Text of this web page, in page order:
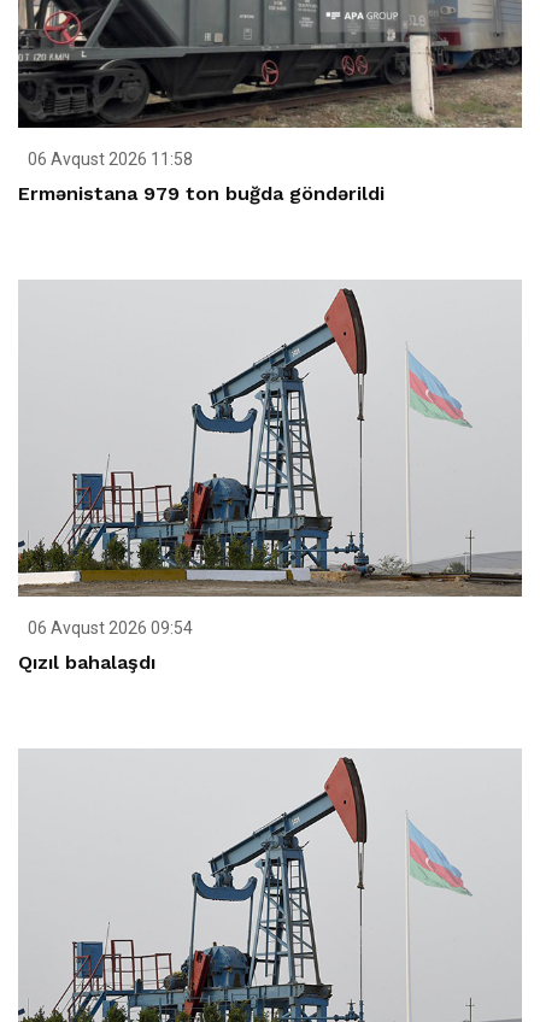
06 Avqust 2026 11:58
Ermənistana 979 ton buğda göndərildi
06 Avqust 2026 09:54
Qızıl bahalaşdı